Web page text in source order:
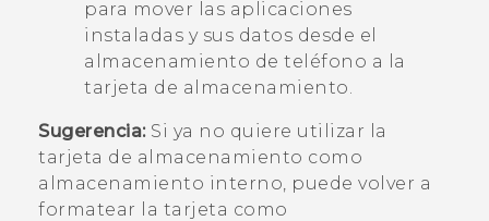
para mover las aplicaciones
instaladas y sus datos desde el
almacenamiento de teléfono a la
tarjeta de almacenamiento.
Sugerencia:Si ya no quiere utilizar la
tarjeta de almacenamiento como
almacenamiento interno, puede volver a
formatear la tarjeta como